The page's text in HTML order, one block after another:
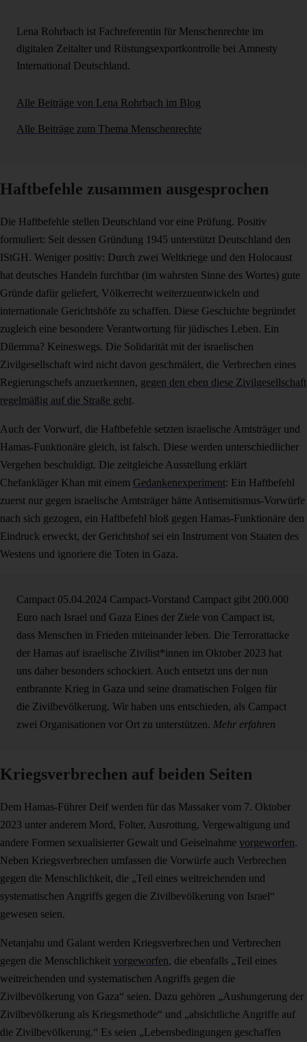
Lena Rohrbach ist Fachreferentin für Menschenrechte im
digitalen Zeitalter und Rüstungsexportkontrolle bei Amnesty
International Deutschland.
Alle Beiträge von Lena Rohrbach im Blog
Alle Beiträge zum Thema Menschenrechte
Haftbefehle zusammen ausgesprochen
Die Haftbefehle stellen Deutschland vor eine Prüfung. Positiv
formuliert: Seit dessen Gründung 1945 unterstützt Deutschland den
IStGH. Weniger positiv: Durch zwei Weltkriege und den Holocaust
hat deutsches Handeln furchtbar (im wahrsten Sinne des Wortes) gute
Gründe dafür geliefert, Völkerrecht weiterzuentwickeln und
internationale Gerichtshöfe zu schaffen. Diese Geschichte begründet
zugleich eine besondere Verantwortung für jüdisches Leben. Ein
Dilemma? Keineswegs. Die Solidarität mit der israelischen
Zivilgesellschaft wird nicht davon geschmälert, die Verbrechen eines
Regierungschefs anzuerkennen, gegen den eben diese Zivilgesellschaft
regelmäßig auf die Straße geht.
Auch der Vorwurf, die Haftbefehle setzten israelische Amtsträger und
Hamas-Funktionäre gleich, ist falsch. Diese werden unterschiedlicher
Vergehen beschuldigt. Die zeitgleiche Ausstellung erklärt
Chefankläger Khan mit einem Gedankenexperiment: Ein Haftbefehl
zuerst nur gegen israelische Amtsträger hätte Antisemitismus-Vorwürfe
nach sich gezogen, ein Haftbefehl bloß gegen Hamas-Funktionäre den
Eindruck erweckt, der Gerichtshof sei ein Instrument von Staaten des
Westens und ignoriere die Toten in Gaza.
Campact 05.04.2024 Campact-Vorstand Campact gibt 200.000
Euro nach Israel und Gaza Eines der Ziele von Campact ist,
dass Menschen in Frieden miteinander leben. Die Terrorattacke
der Hamas auf israelische Zivilist*innen im Oktober 2023 hat
uns daher besonders schockiert. Auch entsetzt uns der nun
entbrannte Krieg in Gaza und seine dramatischen Folgen für
die Zivilbevölkerung. Wir haben uns entschieden, als Campact
zwei Organisationen vor Ort zu unterstützen. Mehr erfahren
Kriegsverbrechen auf beiden Seiten
Dem Hamas-Führer Deif werden für das Massaker vom 7. Oktober
2023 unter anderem Mord, Folter, Ausrottung, Vergewaltigung und
andere Formen sexualisierter Gewalt und Geiselnahme vorgeworfen.
Neben Kriegsverbrechen umfassen die Vorwürfe auch Verbrechen
gegen die Menschlichkeit, die „Teil eines weitreichenden und
systematischen Angriffs gegen die Zivilbevölkerung von Israel“
gewesen seien.
Netanjahu und Galant werden Kriegsverbrechen und Verbrechen
gegen die Menschlichkeit vorgeworfen, die ebenfalls „Teil eines
weitreichenden und systematischen Angriffs gegen die
Zivilbevölkerung von Gaza“ seien. Dazu gehören „Aushungerung der
Zivilbevölkerung als Kriegsmethode“ und „absichtliche Angriffe auf
die Zivilbevölkerung.“ Es seien „Lebensbedingungen geschaffen